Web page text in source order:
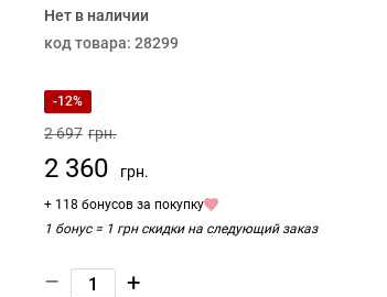
Нет в наличии
код товара: 28299
-12%
2 697 грн.
2 360 грн.
+ 118 бонусов за покупку
1 бонус = 1 грн скидки на следующий заказ
– +